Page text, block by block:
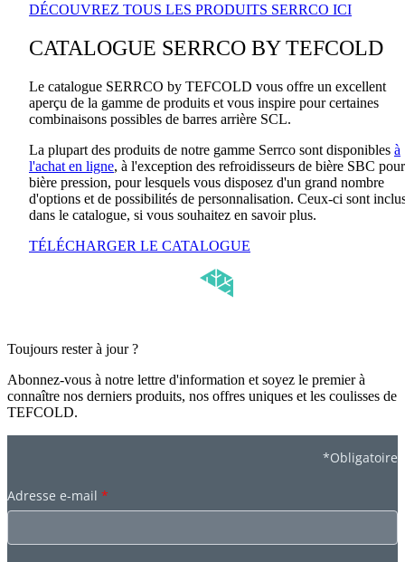
DÉCOUVREZ TOUS LES PRODUITS SERRCO ICI
CATALOGUE SERRCO BY TEFCOLD
Le catalogue SERRCO by TEFCOLD vous offre un excellent
aperçu de la gamme de produits et vous inspire pour certaines
combinaisons possibles de barres arrière SCL.
La plupart des produits de notre gamme Serrco sont disponibles à
l'achat en ligne, à l'exception des refroidisseurs de bière SBC pour
bière pression, pour lesquels vous disposez d'un grand nombre
d'options et de possibilités de personnalisation. Ceux-ci sont
dans le catalogue, si vous souhaitez en savoir plus.
TÉLÉCHARGER LE CATALOGUE
Toujours rester à jour ?
Abonnez-vous à notre lettre d'information et soyez le premier à
connaître nos derniers produits, nos offres uniques et les coulisses de
TEFCOLD.
*Obligatoire
Adresse e-mail *